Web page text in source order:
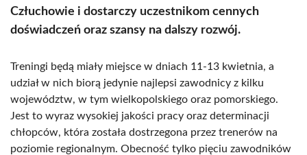
Człuchowie i dostarczy uczestnikom cennych
doświadczeń oraz szansy na dalszy rozwój.
Treningi będą miały miejsce w dniach 11-13 kwietnia, a
udział w nich biorą jedynie najlepsi zawodnicy z kilku
województw, w tym wielkopolskiego oraz pomorskiego.
Jest to wyraz wysokiej jakości pracy oraz determinacji
chłopców, która została dostrzegona przez trenerów na
poziomie regionalnym. Obecność tylko pięciu zawodników